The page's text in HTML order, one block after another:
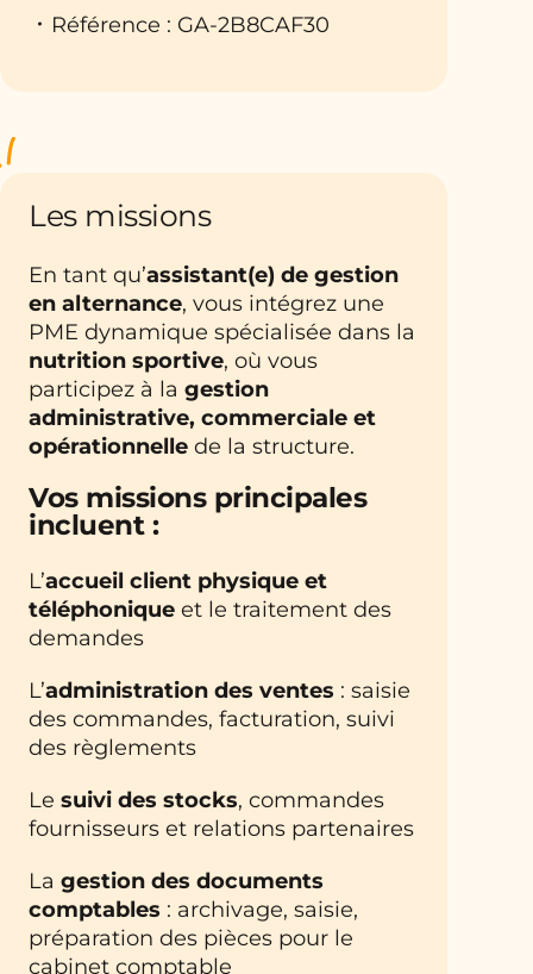
Référence : GA-2B8CAF30
Les missions
En tant qu’assistant(e) de gestion
en alternance, vous intégrez une
PME dynamique spécialisée dans la
nutrition sportive, où vous
participez à la gestion
administrative, commerciale et
opérationnelle de la structure.
Vos missions principales
incluent :
L’accueil client physique et
téléphonique et le traitement des
demandes
L’administration des ventes : saisie
des commandes, facturation, suivi
des règlements
Le suivi des stocks, commandes
fournisseurs et relations partenaires
La gestion des documents
comptables : archivage, saisie,
préparation des pièces pour le
cabinet comptable